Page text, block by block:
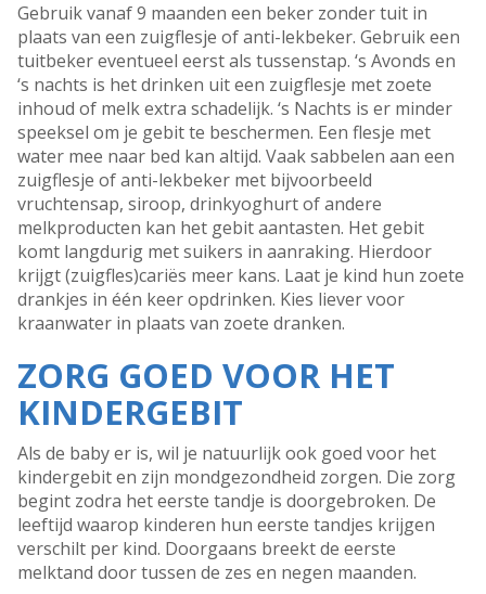
Gebruik vanaf 9 maanden een beker zonder tuit in
plaats van een zuigflesje of anti-lekbeker. Gebruik een
tuitbeker eventueel eerst als tussenstap. ‘s Avonds en
‘s nachts is het drinken uit een zuigflesje met zoete
inhoud of melk extra schadelijk. ‘s Nachts is er minder
speeksel om je gebit te beschermen. Een flesje met
water mee naar bed kan altijd. Vaak sabbelen aan een
zuigflesje of anti-lekbeker met bijvoorbeeld
vruchtensap, siroop, drinkyoghurt of andere
melkproducten kan het gebit aantasten. Het gebit
komt langdurig met suikers in aanraking. Hierdoor
krijgt (zuigfles)cariës meer kans. Laat je kind hun zoete
drankjes in één keer opdrinken. Kies liever voor
kraanwater in plaats van zoete dranken.
ZORG GOED VOOR HET
KINDERGEBIT
Als de baby er is, wil je natuurlijk ook goed voor het
kindergebit en zijn mondgezondheid zorgen. Die zorg
begint zodra het eerste tandje is doorgebroken. De
leeftijd waarop kinderen hun eerste tandjes krijgen
verschilt per kind. Doorgaans breekt de eerste
melktand door tussen de zes en negen maanden.